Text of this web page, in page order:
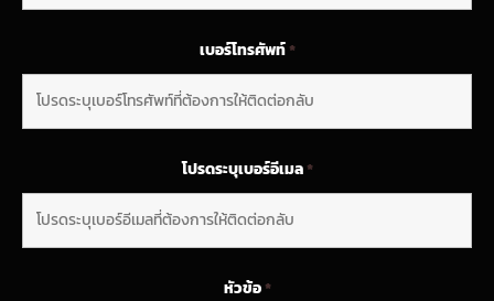
เบอร์โทรศัพท์*
โปรดระบุเบอร์อีเมล*
หัวข้อ*